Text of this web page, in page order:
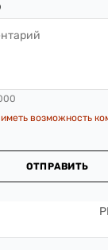
возможность
ОТПРАВИТЬ